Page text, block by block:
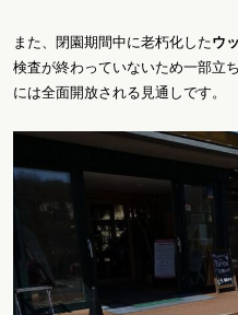
また、閉園期間中に老朽化したウ
検査が終わっていないため一部立
には全面開放される見通しです。